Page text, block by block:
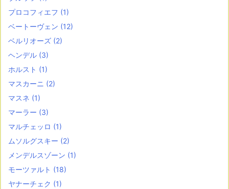
プロコフィエフ (1)
ベートーヴェン (12)
ベルリオーズ (2)
ヘンデル (3)
ホルスト (1)
マスカーニ (2)
マスネ (1)
マーラー (3)
マルチェッロ (1)
ムソルグスキー (2)
メンデルスゾーン (1)
モーツァルト (18)
ヤナーチェク (1)